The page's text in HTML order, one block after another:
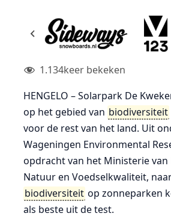
1.134keer bekeken
HENGELO – Solarpark De
op het gebied van biodiversiteit
voor de rest van het land. Uit
Wageningen Environmental
opdracht van het Ministerie van
Natuur en Voedselkwaliteit,
biodiversiteit op zonneparken
als beste uit de test.